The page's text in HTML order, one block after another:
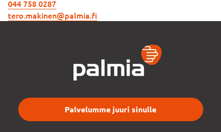
044 758 0287
tero.makinen@palmia.fi
Palvelumme juuri sinulle